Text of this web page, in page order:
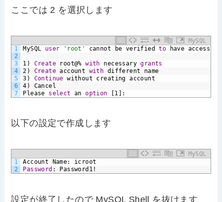
ここでは 2 を選択します
MySQL
1
2
3
4
5
6
7
MySQL user 'root' cannot be verified to have access
1) Create root@% with necessary grants
2)
Create account with different
name
3)
Continue without creating account
4)
Cancel
Please
select an option [1]:
以下の設定で作成します
MySQL
1
2
Account Name:
icroot
Password : Password1!
設定が終了したので MySQL Shell を抜けます